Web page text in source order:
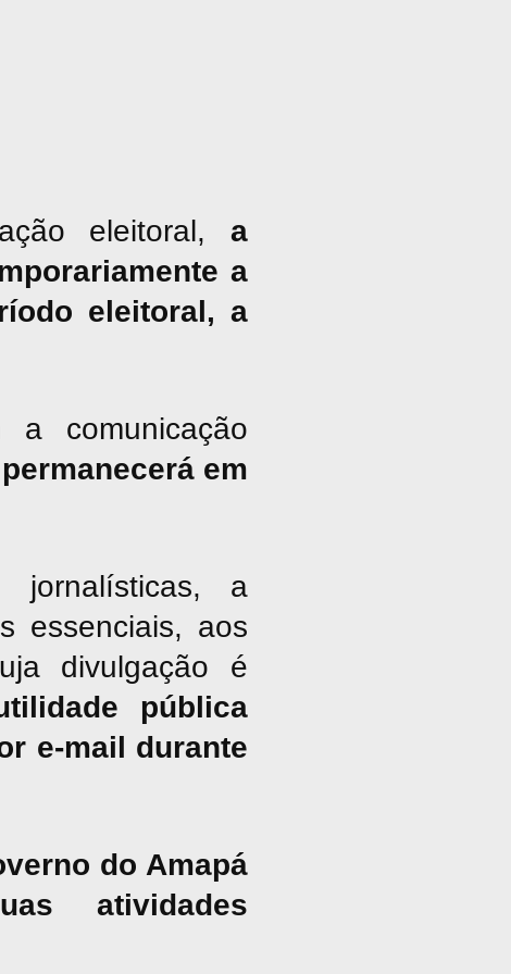
eleitoral, a
a
eleitoral, a
comunicação
permanecerá em
jornalísticas, a
essenciais, aos
divulgação é
pública
e-mail durante
do Amapá
atividades